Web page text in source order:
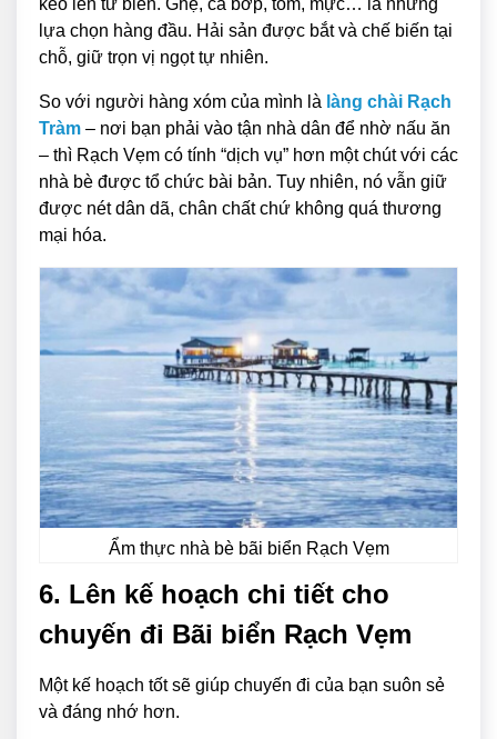
kéo lên từ biển. Ghẹ, cá bớp, tôm, mực… là những
lựa chọn hàng đầu. Hải sản được bắt và chế biến tại
chỗ, giữ trọn vị ngọt tự nhiên.
So với người hàng xóm của mình là làng chài Rạch
Tràm – nơi bạn phải vào tận nhà dân để nhờ nấu ăn
– thì Rạch Vẹm có tính “dịch vụ” hơn một chút với các
nhà bè được tổ chức bài bản. Tuy nhiên, nó vẫn giữ
được nét dân dã, chân chất chứ không quá thương
mại hóa.
Ẩm thực nhà bè bãi biển Rạch Vẹm
6. Lên kế hoạch chi tiết cho
chuyến đi Bãi biển Rạch Vẹm
Một kế hoạch tốt sẽ giúp chuyến đi của bạn suôn sẻ
và đáng nhớ hơn.